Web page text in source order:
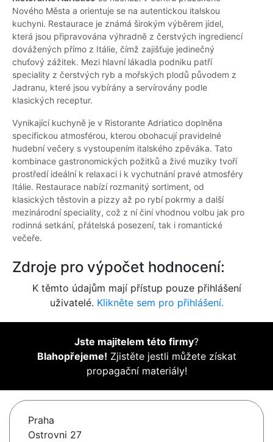
Nového Města a orientuje se na autentickou italskou
kuchyni. Restaurace je známá širokým výběrem jídel,
která jsou připravována výhradně z čerstvých ingrediencí
dovážených přímo z Itálie, čímž zajišťuje jedinečný
chuťový zážitek. Mezi hlavní lákadla podniku patří
speciality z čerstvých ryb a mořských plodů původem z
Jadranu, které jsou vybírány a servírovány podle
klasických receptur.
Vynikající kuchyně je v Ristorante Adriatico doplněna
specifickou atmosférou, kterou obohacují pravidelné
hudební večery s vystoupením italského zpěváka. Tato
kombinace gastronomických požitků a živé muziky tvoří
prostředí ideální k relaxaci i k vychutnání pravé atmosféry
Itálie. Restaurace nabízí rozmanitý sortiment, od
klasických těstovin a pizzy až po rybí pokrmy a další
mezinárodní speciality, což z ní činí vhodnou volbu jak pro
rodinná setkání, přátelská posezení, tak i romantické
večeře.
Zdroje pro výpočet hodnocení:
K těmto údajům mají přístup pouze přihlášení
uživatelé. Klikněte sem pro přihlášení.
Jste majitelem této firmy?
Blahopřejeme! Zjistěte jestli můžete získat
propagační materiály!
Praha
Ostrovni 27